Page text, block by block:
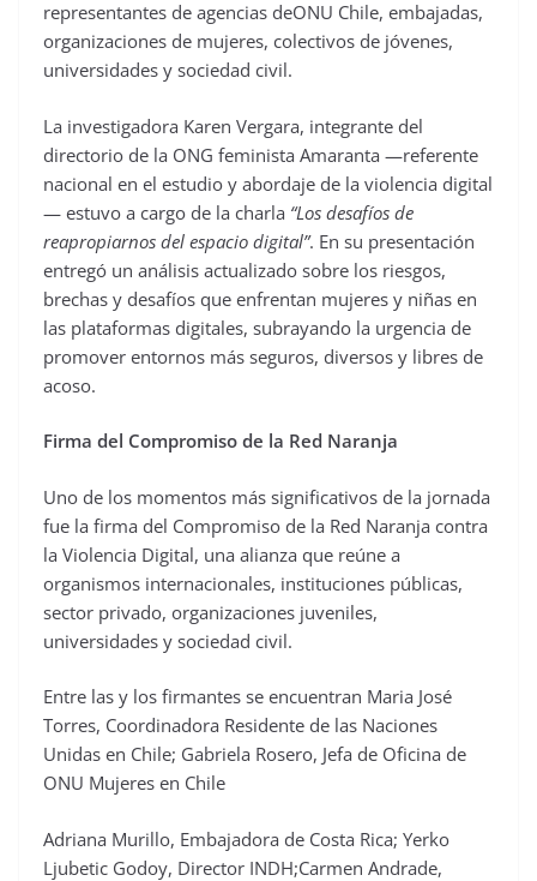
representantes de agencias deONU Chile, embajadas,
organizaciones de mujeres, colectivos de jóvenes,
universidades y sociedad civil.
La investigadora Karen Vergara, integrante del
directorio de la ONG feminista Amaranta —referente
nacional en el estudio y abordaje de la violencia digital
— estuvo a cargo de la charla “Los desafíos de
reapropiarnos del espacio digital”. En su presentación
entregó un análisis actualizado sobre los riesgos,
brechas y desafíos que enfrentan mujeres y niñas en
las plataformas digitales, subrayando la urgencia de
promover entornos más seguros, diversos y libres de
acoso.
Firma del Compromiso de la Red Naranja
Uno de los momentos más significativos de la jornada
fue la firma del Compromiso de la Red Naranja contra
la Violencia Digital, una alianza que reúne a
organismos internacionales, instituciones públicas,
sector privado, organizaciones juveniles,
universidades y sociedad civil.
Entre las y los firmantes se encuentran Maria José
Torres, Coordinadora Residente de las Naciones
Unidas en Chile; Gabriela Rosero, Jefa de Oficina de
ONU Mujeres en Chile
Adriana Murillo, Embajadora de Costa Rica; Yerko
Ljubetic Godoy, Director INDH;Carmen Andrade,